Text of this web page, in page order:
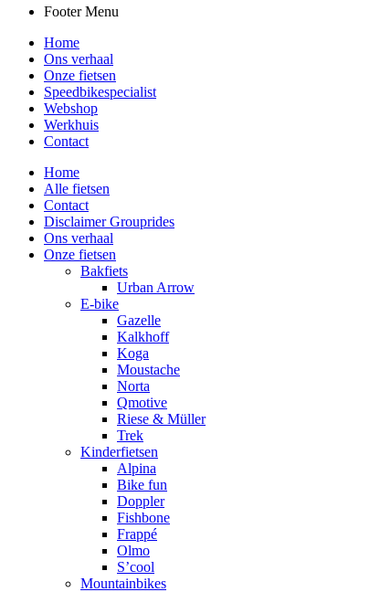
Footer Menu
Home
Ons verhaal
Onze fietsen
Speedbikespecialist
Webshop
Werkhuis
Contact
Home
Alle fietsen
Contact
Disclaimer Grouprides
Ons verhaal
Onze fietsen
Bakfiets
Urban Arrow
E-bike
Gazelle
Kalkhoff
Koga
Moustache
Norta
Qmotive
Riese & Müller
Trek
Kinderfietsen
Alpina
Bike fun
Doppler
Fishbone
Frappé
Olmo
S’cool
Mountainbikes